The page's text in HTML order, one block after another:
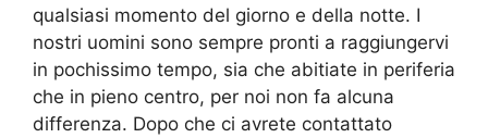
qualsiasi momento del giorno e della notte. I
nostri uomini sono sempre pronti a raggiungervi
in pochissimo tempo, sia che abitiate in periferia
che in pieno centro, per noi non fa alcuna
differenza. Dopo che ci avrete contattato